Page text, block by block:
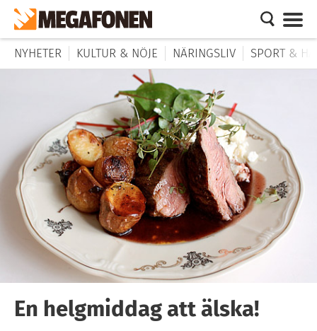
NYHETER KULTUR & NÖJE NÄRINGSLIV SPORT &
En helgmiddag att älska!